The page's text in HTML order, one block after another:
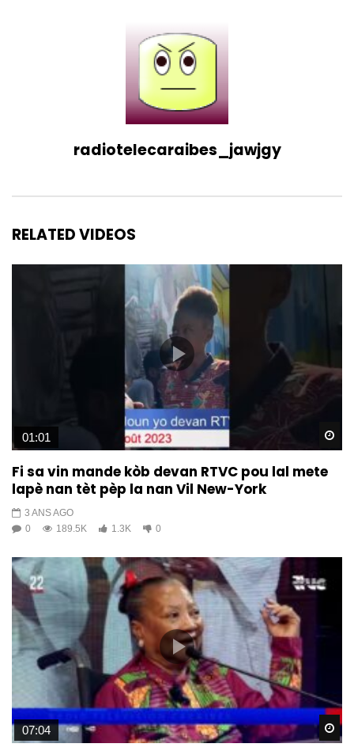
radiotelecaraibes_jawjgy
RELATED VIDEOS
01:01
Fi sa vin mande kòb devan RTVC pou lal mete
lapè nan tèt pèp la nan Vil New-York
3 ANS AGO
0
189.5K 1.3K 0
07:04